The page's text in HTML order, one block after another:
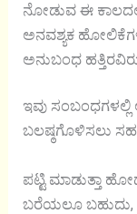
ನೋಡುವ ಈ
ಅನವಶ್ಯಕ
ಅನುಬಂಧ
ಇವು ಸಂಬಂಧಗಳಲ್ಲಿ
ಬಲಷ್ಠಗೊಳಿಸಲು
ಪಟ್ಟಿ ಮಾಡುತ್ತಾ
ಬರೆಯಲೂ ಬಹುದು,